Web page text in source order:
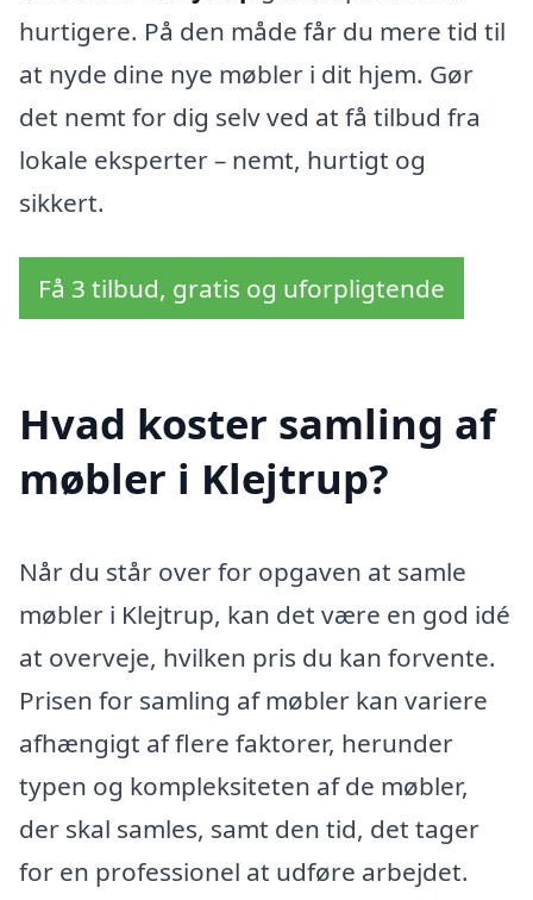
hurtigere. På den måde får du mere tid til
at nyde dine nye møbler i dit hjem. Gør
det nemt for dig selv ved at få tilbud fra
lokale eksperter – nemt, hurtigt og
sikkert.
Få 3 tilbud, gratis og uforpligtende
Hvad koster samling af
møbler i Klejtrup?
Når du står over for opgaven at samle
møbler i Klejtrup, kan det være en god idé
at overveje, hvilken pris du kan forvente.
Prisen for samling af møbler kan variere
afhængigt af flere faktorer, herunder
typen og kompleksiteten af de møbler,
der skal samles, samt den tid, det tager
for en professionel at udføre arbejdet.